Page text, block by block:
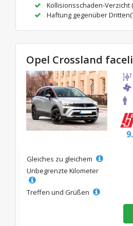
Kollisionsschaden-Verzicht
Haftung gegenüber
Opel Crossland
Gleiches zu gleichem
Unbegrenzte Kilometer
Treffen und Grüßen